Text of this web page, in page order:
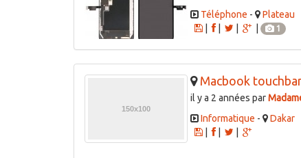
Téléphone -
Plateau
|
1
Macbook
il y a 2 années par
Informatique -
Dakar
|